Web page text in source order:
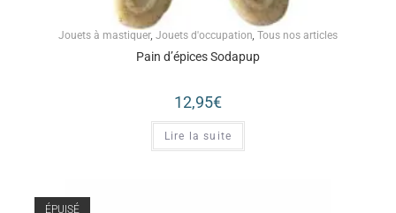
Jouets à mastiquer Jouets d'occupation Tous nos articles
Pain d’épices Sodapup
12,95€
Lire la suite
ÉPUISÉ